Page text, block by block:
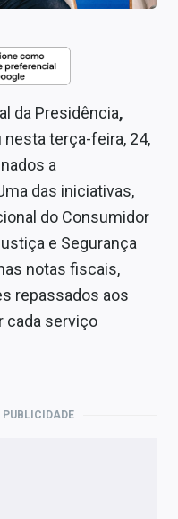
da Presidência,
nesta terça-feira, 24,
a
das iniciativas,
do Consumidor
e Segurança
notas fiscais,
repassados aos
cada serviço